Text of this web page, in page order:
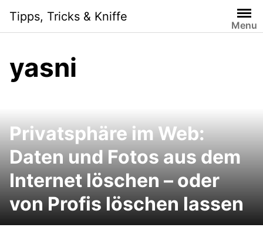
content
Tipps, Tricks & Kniffe
Menu
yasni
Privatsphäre im Web:
Daten und Fotos aus dem
Internet löschen – oder
von Profis löschen lassen